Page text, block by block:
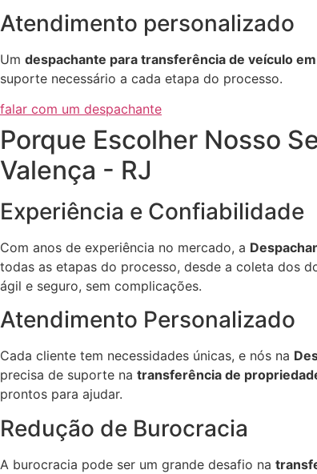
Atendimento personalizado
Um despachante para transferência de veículo
suporte necessário a cada etapa do processo.
falar com um despachante
Porque Escolher Nosso
Valença - RJ
Experiência e Confiabilidade
Com anos de experiência no mercado, a
todas as etapas do processo, desde a coleta dos
ágil e seguro, sem complicações.
Atendimento Personalizado
Cada cliente tem necessidades únicas, e nós na
precisa de suporte na transferência de
prontos para ajudar.
Redução de Burocracia
A burocracia pode ser um grande desafio na